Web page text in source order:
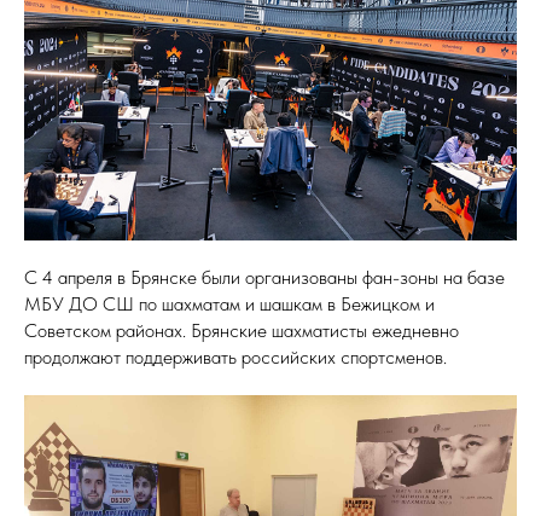
С 4 апреля в Брянске были организованы фан-зоны на базе
МБУ ДО СШ по шахматам и шашкам в Бежицком и
Советском районах. Брянские шахматисты ежедневно
продолжают поддерживать российских спортсменов.